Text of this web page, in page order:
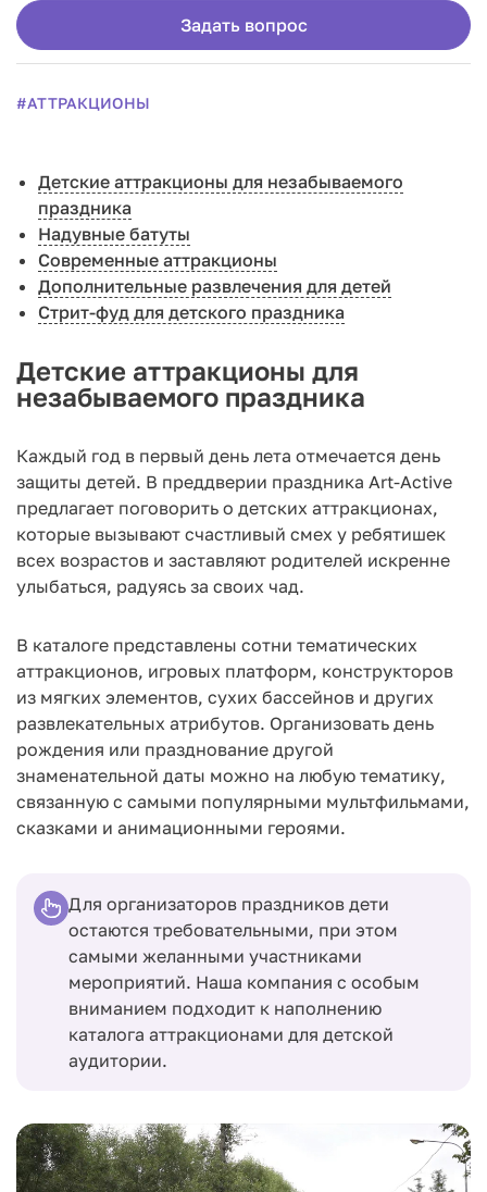
Задать вопрос
#АТТРАКЦИОНЫ
Детские аттракционы для незабываемого
праздника
Надувные батуты
Современные аттракционы
Дополнительные развлечения для детей
Стрит-фуд для детского праздника
Детские аттракционы для
незабываемого праздника
Каждый год в первый день лета отмечается день
защиты детей. В преддверии праздника Art-Active
предлагает поговорить о детских аттракционах,
которые вызывают счастливый смех у ребятишек
всех возрастов и заставляют родителей искренне
улыбаться, радуясь за своих чад.
В каталоге представлены сотни тематических
аттракционов, игровых платформ, конструкторов
из мягких элементов, сухих бассейнов и других
развлекательных атрибутов. Организовать день
рождения или празднование другой
знаменательной даты можно на любую тематику,
связанную с самыми популярными мультфильмами,
сказками и анимационными героями.
Для организаторов праздников дети
остаются требовательными, при этом
самыми желанными участниками
мероприятий. Наша компания с особым
вниманием подходит к наполнению
каталога аттракционами для детской
аудитории.